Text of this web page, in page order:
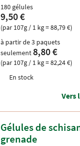
180 gélules
9,50 €
(par 107g / 1 kg = 88,79 €)
à partir de 3 paquets
seulement8,80 €
(par 107g / 1 kg = 82,24 €)
En stock
Vers
Gélules de
grenade